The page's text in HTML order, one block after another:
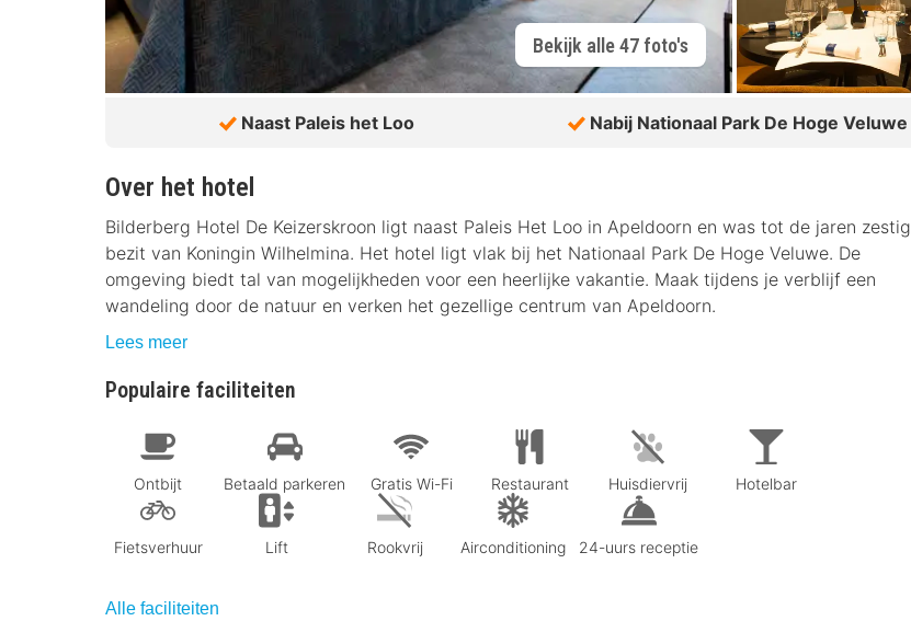
Bekijk alle 47 foto's
Naast Paleis het Loo Nabij Nationaal Park De Hoge Veluwe
Over het hotel
Bilderberg Hotel De Keizerskroon ligt naast Paleis Het Loo in Apeldoorn en was tot de jaren zestig
bezit van Koningin Wilhelmina. Het hotel ligt vlak bij het Nationaal Park De Hoge Veluwe. De
omgeving biedt tal van mogelijkheden voor een heerlijke vakantie. Maak tijdens je verblijf een
wandeling door de natuur en verken het gezellige centrum van Apeldoorn.
Lees meer
Populaire faciliteiten
Ontbijt Betaald parkeren Gratis Wi-Fi Restaurant Huisdiervrij Hotelbar
Fietsverhuur Lift Rookvrij Airconditioning 24-uurs receptie
Alle faciliteiten